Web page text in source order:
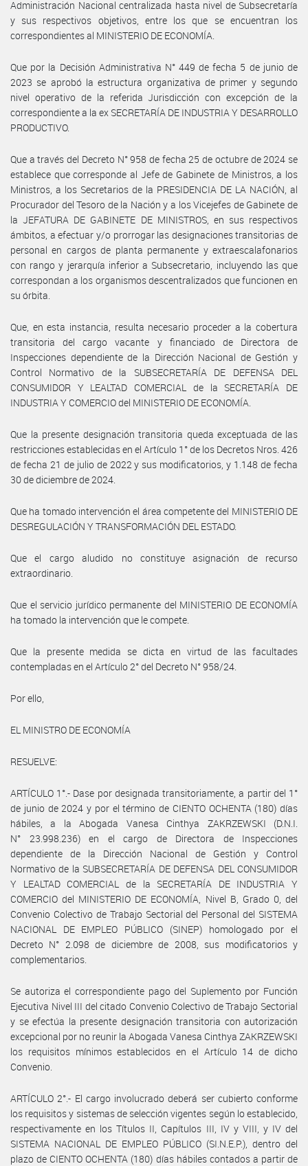
Administración Nacional centralizada hasta nivel de Subsecretaría
y sus respectivos objetivos, entre los que se encuentran los
correspondientes al MINISTERIO DE ECONOMÍA.
Que por la Decisión Administrativa N° 449 de fecha 5 de junio de
2023 se aprobó la estructura organizativa de primer y segundo
nivel operativo de la referida Jurisdicción con excepción de la
correspondiente a la ex SECRETARÍA DE INDUSTRIA Y DESARROLLO
PRODUCTIVO.
Que a través del Decreto N° 958 de fecha 25 de octubre de 2024 se
establece que corresponde al Jefe de Gabinete de Ministros, a los
Ministros, a los Secretarios de la PRESIDENCIA DE LA NACIÓN, al
Procurador del Tesoro de la Nación y a los Vicejefes de Gabinete de
la JEFATURA DE GABINETE DE MINISTROS, en sus respectivos
ámbitos, a efectuar y/o prorrogar las designaciones transitorias de
personal en cargos de planta permanente y extraescalafonarios
con rango y jerarquía inferior a Subsecretario, incluyendo las que
correspondan a los organismos descentralizados que funcionen en
su órbita.
Que, en esta instancia, resulta necesario proceder a la cobertura
transitoria del cargo vacante y financiado de Directora de
Inspecciones dependiente de la Dirección Nacional de Gestión y
Control Normativo de la SUBSECRETARÍA DE DEFENSA DEL
CONSUMIDOR Y LEALTAD COMERCIAL de la SECRETARÍA DE
INDUSTRIA Y COMERCIO del MINISTERIO DE ECONOMÍA.
Que la presente designación transitoria queda exceptuada de las
restricciones establecidas en el Artículo 1° de los Decretos Nros. 426
de fecha 21 de julio de 2022 y sus modificatorios, y 1.148 de fecha
30 de diciembre de 2024.
Que ha tomado intervención el área competente del MINISTERIO DE
DESREGULACIÓN Y TRANSFORMACIÓN DEL ESTADO.
Que el cargo aludido no constituye asignación de recurso
extraordinario.
Que el servicio jurídico permanente del MINISTERIO DE ECONOMÍA
ha tomado la intervención que le compete.
Que la presente medida se dicta en virtud de las facultades
contempladas en el Artículo 2° del Decreto N° 958/24.
Por ello,
EL MINISTRO DE ECONOMÍA
RESUELVE:
ARTÍCULO 1°.- Dase por designada transitoriamente, a partir del 1°
de junio de 2024 y por el término de CIENTO OCHENTA (180) días
hábiles, a la Abogada Vanesa Cinthya ZAKRZEWSKI (D.N.I.
N° 23.998.236) en el cargo de Directora de Inspecciones
dependiente de la Dirección Nacional de Gestión y Control
Normativo de la SUBSECRETARÍA DE DEFENSA DEL CONSUMIDOR
Y LEALTAD COMERCIAL de la SECRETARÍA DE INDUSTRIA Y
COMERCIO del MINISTERIO DE ECONOMÍA, Nivel B, Grado 0, del
Convenio Colectivo de Trabajo Sectorial del Personal del SISTEMA
NACIONAL DE EMPLEO PÚBLICO (SINEP) homologado por el
Decreto N° 2.098 de diciembre de 2008, sus modificatorios y
complementarios.
Se autoriza el correspondiente pago del Suplemento por Función
Ejecutiva Nivel III del citado Convenio Colectivo de Trabajo Sectorial
y se efectúa la presente designación transitoria con autorización
excepcional por no reunir la Abogada Vanesa Cinthya ZAKRZEWSKI
los requisitos mínimos establecidos en el Artículo 14 de dicho
Convenio.
ARTÍCULO 2°.- El cargo involucrado deberá ser cubierto conforme
los requisitos y sistemas de selección vigentes según lo establecido,
respectivamente en los Títulos II, Capítulos III, IV y VIII, y IV del
SISTEMA NACIONAL DE EMPLEO PÚBLICO (SI.N.E.P.), dentro del
plazo de CIENTO OCHENTA (180) días hábiles contados a partir de